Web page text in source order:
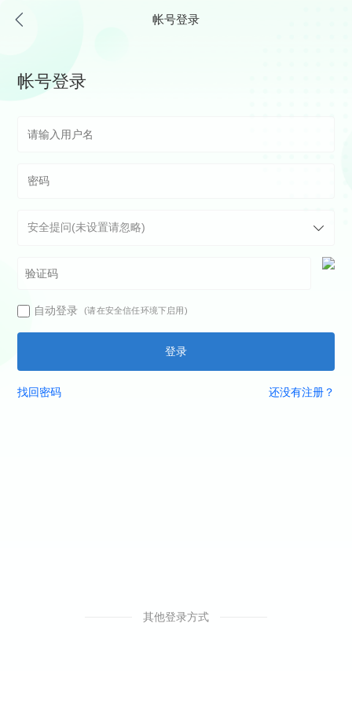
帐号登录
帐号登录
自动登录 (请在安全信任环境下启用)
登录
找回密码 还没有注册？
其他登录方式